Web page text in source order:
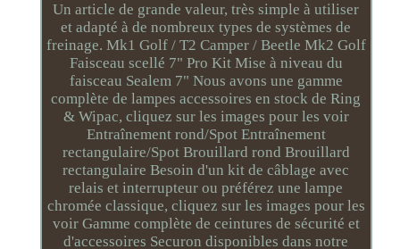
Un article de grande valeur, très simple à utiliser
et adapté à de nombreux types de systèmes de
freinage. Mk1 Golf / T2 Camper / Beetle Mk2 Golf
Faisceau scellé 7" Pro Kit Mise à niveau du
faisceau Sealem 7" Nous avons une gamme
complète de lampes accessoires en stock de Ring
& Wipac, cliquez sur les images pour les voir
Entraînement rond/Spot Entraînement
rectangulaire/Spot Brouillard rond Brouillard
rectangulaire Besoin d'un kit de câblage avec
relais et interrupteur ou préférez une lampe
chromée classique, cliquez sur les images pour les
voir Gamme complète de ceintures de sécurité et
d'accessoires Securon disponibles dans notre